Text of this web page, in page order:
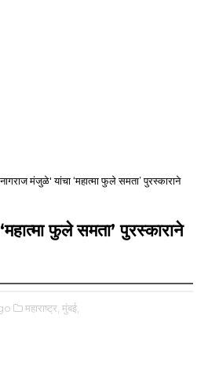
मंजुळे' यांचा ‘महात्मा फुले समता’ पुरस्काराने
फुले समता’ पुरस्काराने
महाराष्ट्र, मुंबई,